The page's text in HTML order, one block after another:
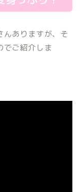
んありますが、そ
でご紹介しま